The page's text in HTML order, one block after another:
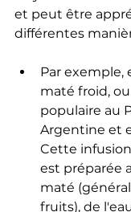
et peut être
différentes
Par exemple,
maté froid,
populaire au
Argentine et
Cette
est préparée
maté
fruits), de